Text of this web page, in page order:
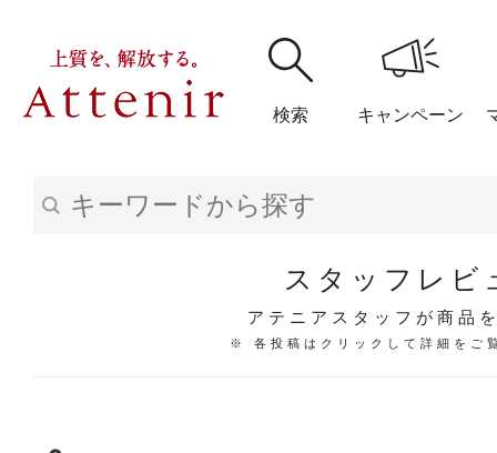
検索 キャンペーン
アテニア
スタッフレビ
アテニアスタッフが商品
※ 各投稿はクリックして詳細をご